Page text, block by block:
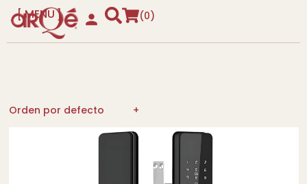
MENU
CLOSE
0
Orden por defecto